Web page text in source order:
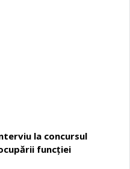
la concursul
funcţiei